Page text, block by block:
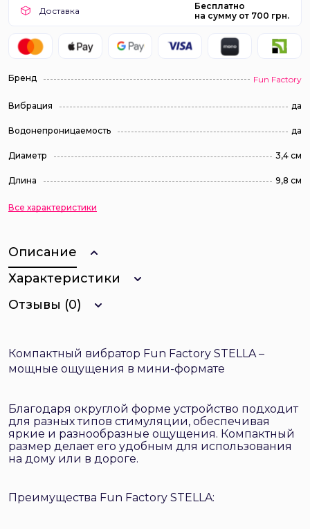
Доставка
Бесплатно
на сумму от 700 грн.
Бренд Fun Factory
Вибрация да
Водонепроницаемость да
Диаметр 3,4 см
Длина 9,8 см
Все характеристики
Описание
Характеристики
Отзывы (0)
Компактный вибратор Fun Factory STELLA –
мощные ощущения в мини-формате
Благодаря округлой форме устройство подходит
для разных типов стимуляции, обеспечивая
яркие и разнообразные ощущения. Компактный
размер делает его удобным для использования
на дому или в дороге.
Преимущества Fun Factory STELLA: